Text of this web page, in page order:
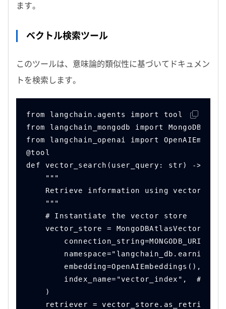
ます。
ベクトル検索ツール
このツールは、意味論的類似性に基づいてドキュメン
トを検索します。
from langchain.agents import tool
from langchain_mongodb import
from langchain_openai import
@tool
def vector_search(user_query: str) -> str:
    """
Retrieve information using vector
    """
    # Instantiate the vector store
vector_store =
        connection_string=MONGODB_URI,
        embedding=OpenAIEmbeddings(),
index_name="vector_index",  #
    )
    retriever = vector_store.as_retriever(